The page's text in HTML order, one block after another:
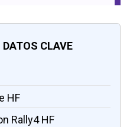
DATOS CLAVE
HF
Rally4 HF